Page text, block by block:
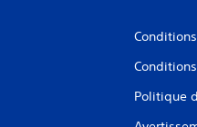
Politique